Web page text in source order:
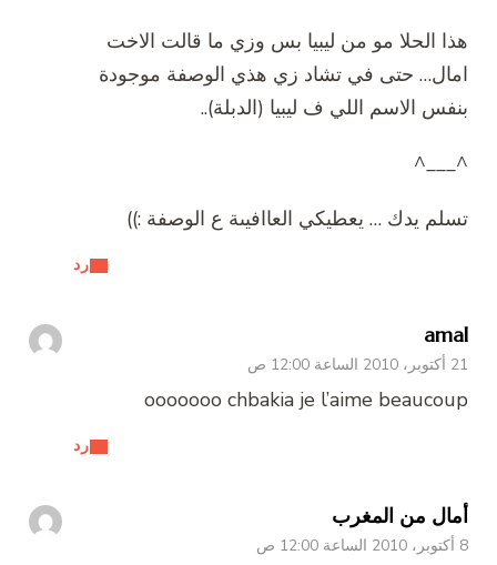
رد
هذا الحلا مو من ليبيا بس وزي ما قالت الاخت
امال… حتى في تشاد زي هذي الوصفة موجودة
بنفس الاسم اللي ف ليبيا (الدبلة)..
^___^
تسلم يدك … يعطيكي العاافيىة ع الوصفة :))
amal
21 أكتوبر، 2010 الساعة 12:00 ص
رد
ooooooo chbakia je l’aime beaucoup
أمال من المغرب
8 أكتوبر، 2010 الساعة 12:00 ص